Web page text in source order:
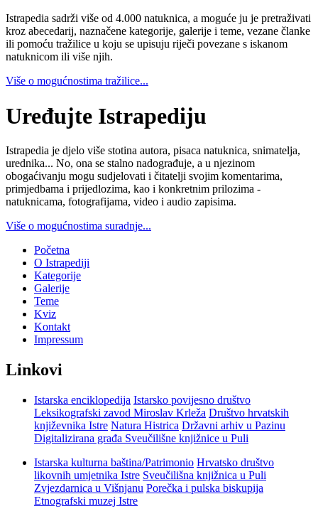
Istrapedia sadrži više od 4.000 natuknica, a moguće ju je pretraživati
kroz abecedarij, naznačene kategorije, galerije i teme, vezane članke
ili pomoću tražilice u koju se upisuju riječi povezane s iskanom
natuknicom ili više njih.
Više o mogućnostima tražilice...
Uređujte Istrapediju
Istrapedia je djelo više stotina autora, pisaca natuknica, snimatelja,
urednika... No, ona se stalno nadograđuje, a u njezinom
obogaćivanju mogu sudjelovati i čitatelji svojim komentarima,
primjedbama i prijedlozima, kao i konkretnim prilozima -
natuknicama, fotografijama, video i audio zapisima.
Više o mogućnostima suradnje...
Početna
O Istrapediji
Kategorije
Galerije
Teme
Kviz
Kontakt
Impressum
Linkovi
Istarska enciklopedija Istarsko povijesno društvo
Leksikografski zavod Miroslav Krleža Društvo hrvatskih
književnika Istre Natura Histrica Državni arhiv u Pazinu
Digitalizirana građa Sveučilišne knjižnice u Puli
Istarska kulturna baština/Patrimonio Hrvatsko društvo
likovnih umjetnika Istre Sveučilišna knjižnica u Puli
Zvjezdarnica u Višnjanu Porečka i pulska biskupija
Etnografski muzej Istre